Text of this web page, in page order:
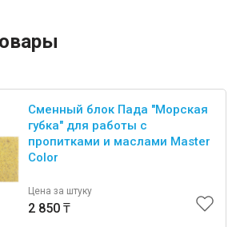
Сменный блок Пада "Морская
губка" для работы с
пропитками и маслами Master
Color
Цена за штуку
2 850 ₸